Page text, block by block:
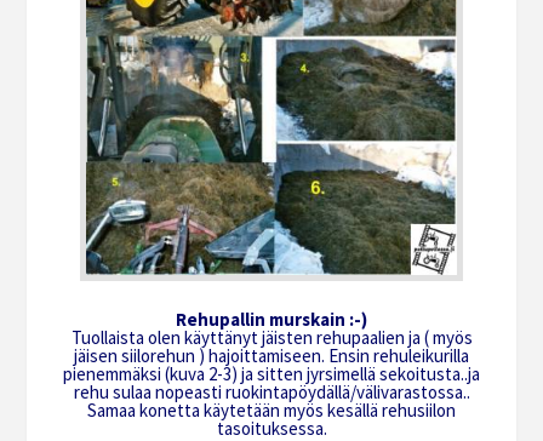
Rehupallin murskain :-)
Tuollaista olen käyttänyt jäisten rehupaalien ja ( myös
jäisen siilorehun ) hajoittamiseen. Ensin rehuleikurilla
pienemmäksi (kuva 2-3) ja sitten jyrsimellä sekoitusta..ja
rehu sulaa nopeasti ruokintapöydällä/välivarastossa..
Samaa konetta käytetään myös kesällä rehusiilon
tasoituksessa.